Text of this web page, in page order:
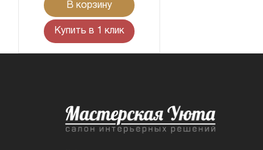
В корзину
Купить в 1 клик